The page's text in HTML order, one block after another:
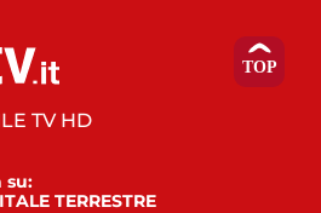
TV HD
su:
TERRESTRE